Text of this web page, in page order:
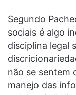
Segundo
sociais é algo
disciplina legal
não se sentem
manejo das